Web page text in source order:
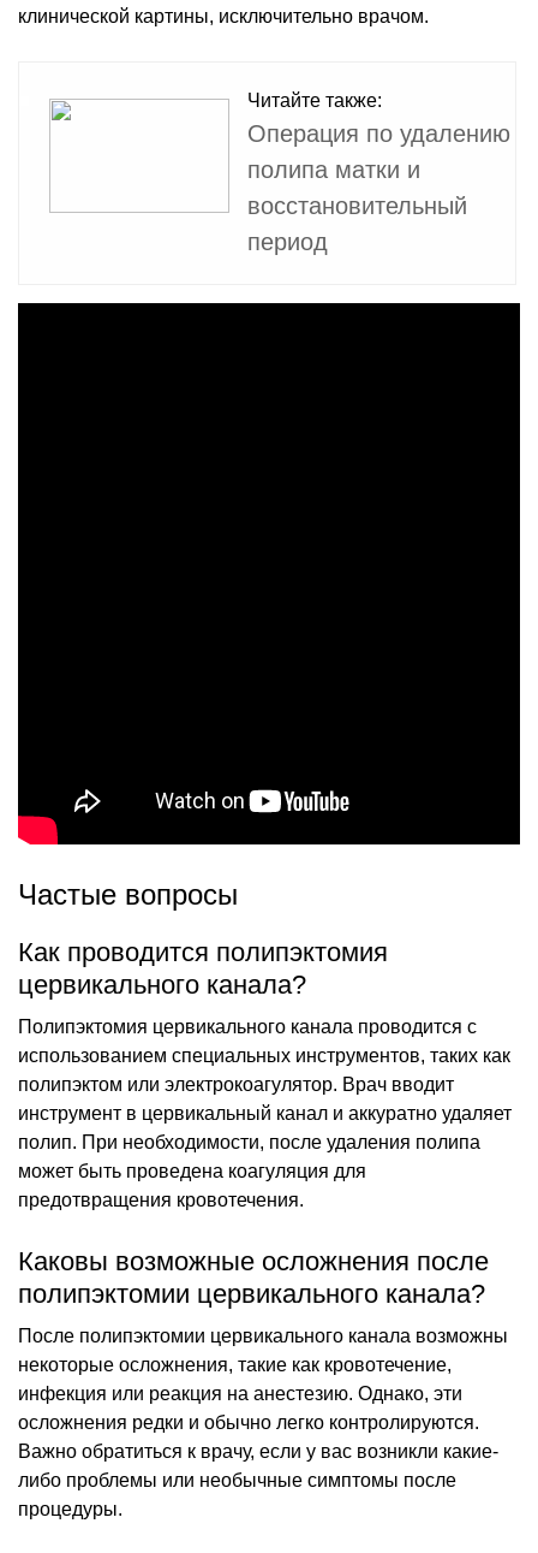
клинической картины, исключительно врачом.
Читайте также:
Операция по удалению
полипа матки и
восстановительный
период
Частые вопросы
Как проводится полипэктомия
цервикального канала?
Полипэктомия цервикального канала проводится с
использованием специальных инструментов, таких как
полипэктом или электрокоагулятор. Врач вводит
инструмент в цервикальный канал и аккуратно удаляет
полип. При необходимости, после удаления полипа
может быть проведена коагуляция для
предотвращения кровотечения.
Каковы возможные осложнения после
полипэктомии цервикального канала?
После полипэктомии цервикального канала возможны
некоторые осложнения, такие как кровотечение,
инфекция или реакция на анестезию. Однако, эти
осложнения редки и обычно легко контролируются.
Важно обратиться к врачу, если у вас возникли какие-
либо проблемы или необычные симптомы после
процедуры.